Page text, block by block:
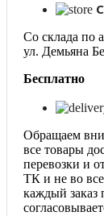
кухни
"ROEGEN"
RC014B
шар.
40
Со склада по
ул. Демьяна
Бесплатно
Обращаем
все товары
перевозки и
ТК и не во
каждый заказ